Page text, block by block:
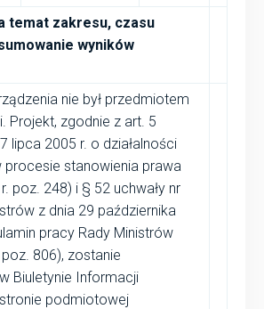
temat zakresu, czasu
wyników
nie był przedmiotem
Projekt, zgodnie z art. 5
lipca 2005 r. o działalności
procesie stanowienia prawa
poz. 248) i § 52 uchwały nr
z dnia 29 października
pracy Rady Ministrów
poz. 806), zostanie
Biuletynie Informacji
podmiotowej